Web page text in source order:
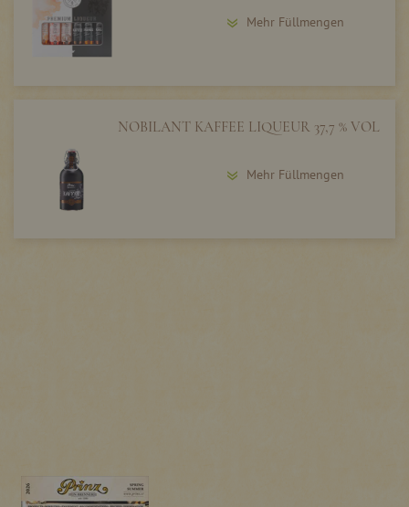
Mehr Füllmengen
NOBILANT KAFFEE LIQUEUR 37,7 % VOL
Mehr Füllmengen